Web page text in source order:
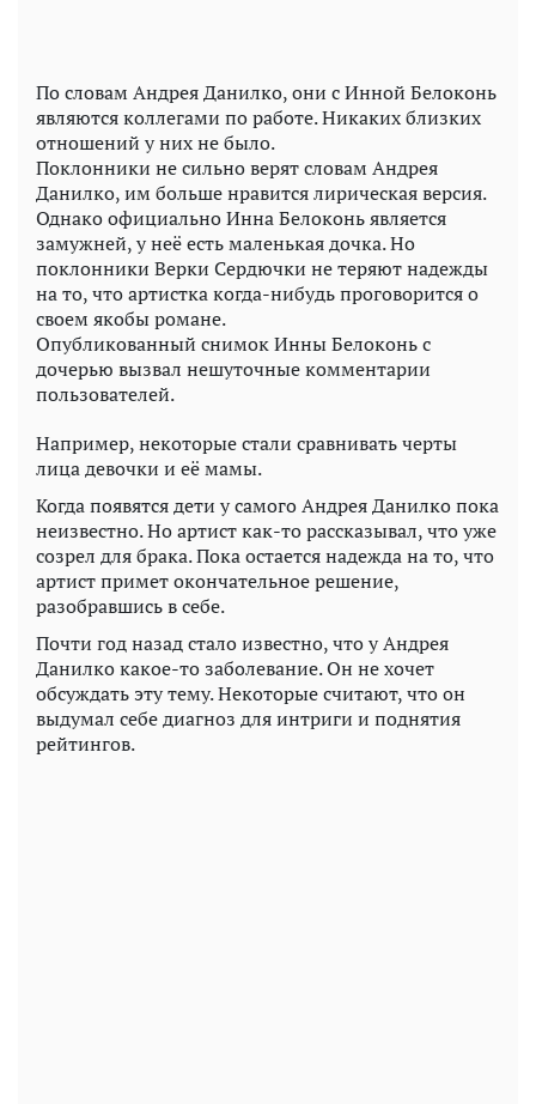
По словам Андрея Данилко, они с Инной Белоконь
являются коллегами по работе. Никаких близких
отношений у них не было.
Поклонники не сильно верят словам Андрея
Данилко, им больше нравится лирическая версия.
Однако официально Инна Белоконь является
замужней, у неё есть маленькая дочка. Но
поклонники Верки Сердючки не теряют надежды
на то, что артистка когда-нибудь проговорится о
своем якобы романе.
Опубликованный снимок Инны Белоконь с
дочерью вызвал нешуточные комментарии
пользователей.
Например, некоторые стали сравнивать черты
лица девочки и её мамы.
Когда появятся дети у самого Андрея Данилко пока
неизвестно. Но артист как-то рассказывал, что уже
созрел для брака. Пока остается надежда на то, что
артист примет окончательное решение,
разобравшись в себе.
Почти год назад стало известно, что у Андрея
Данилко какое-то заболевание. Он не хочет
обсуждать эту тему. Некоторые считают, что он
выдумал себе диагноз для интриги и поднятия
рейтингов.